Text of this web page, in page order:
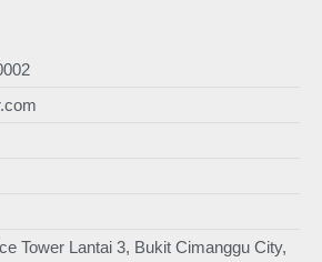
Tower Lantai 3, Bukit Cimanggu City,